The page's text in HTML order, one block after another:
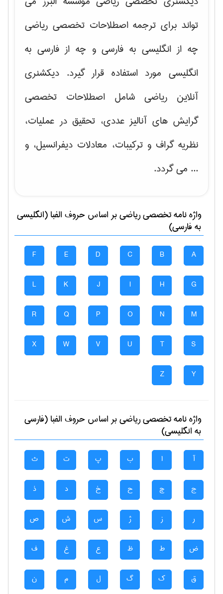
تواند برای ترجمه اصطلاحات تخصصی ریاضی
چه از انگلیسی به فارسی و چه از فارسی به
انگلیسی مورد استفاده قرار گیرد. دیکشنری
آنلاین ریاضی شامل اصطلاحات تخصصی
گرایش های آنالیز عددی، تحقیق در عملیات،
نظریه گراف و تركیبات، معادلات دیفرانسیل، و
... می گردد.
واژه نامه تخصصیرياضیبر اساس حروف الفبا (انگلیسی
به فارسی)
A
B
C
D
E
F
G
H
I
J
K
L
M
N
O
P
Q
R
S
T
U
V
W
X
Y
Z
واژه نامه تخصصیرياضیبر اساس حروف الفبا (فارسی
به انگلیسی)
آ ا ب پ ت ث
ج چ ح خ د ذ
ر ز ژ س ش ص
ض ط ظ ع غ ف
ق ک گ ل م ن